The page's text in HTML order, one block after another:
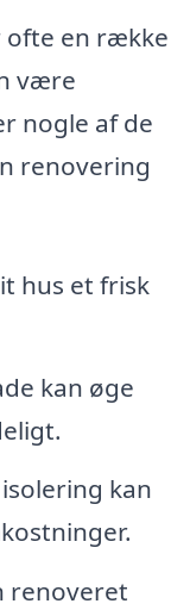
ofte en række
være
nogle af de
renovering
hus et frisk
kan øge
kan
renoveret